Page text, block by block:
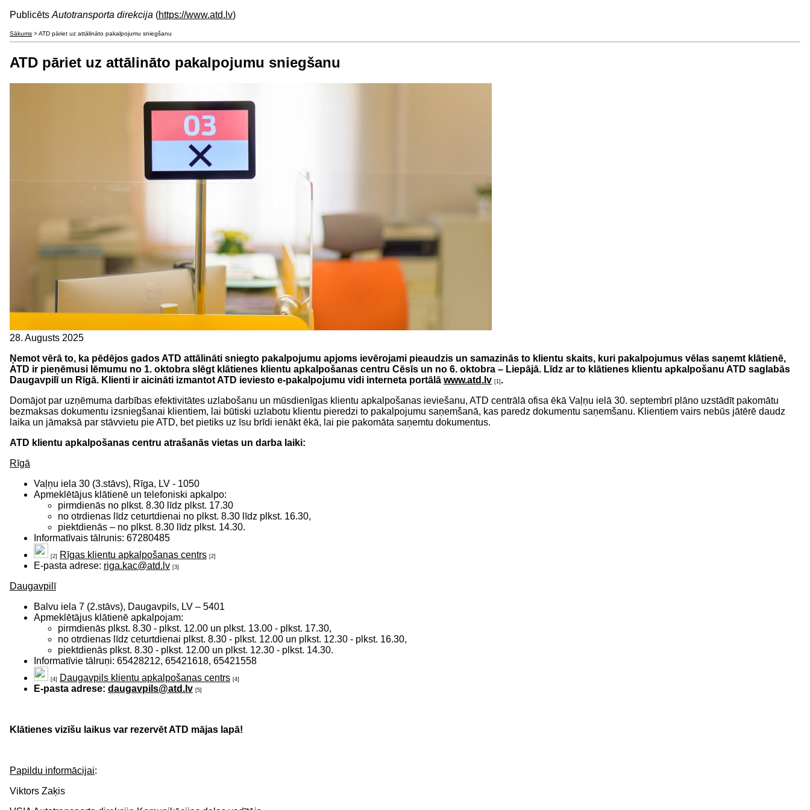
Publicēts Autotransporta direkcija (https://www.atd.lv)
Sākums > ATD pāriet uz attālināto pakalpojumu sniegšanu
ATD pāriet uz attālināto pakalpojumu sniegšanu
28. Augusts 2025
Ņemot vērā to, ka pēdējos gados ATD attālināti sniegto pakalpojumu apjoms ievērojami pieaudzis un samazinās to klientu skaits, kuri pakalpojumus vēlas saņemt klātienē,
ATD ir pieņēmusi lēmumu no 1. oktobra slēgt klātienes klientu apkalpošanas centru Cēsīs un no 6. oktobra – Liepājā. Līdz ar to klātienes klientu apkalpošanu ATD saglabās
Daugavpilī un Rīgā. Klienti ir aicināti izmantot ATD ieviesto e-pakalpojumu vidi interneta portālā www.atd.lv [1] .
Domājot par uzņēmuma darbības efektivitātes uzlabošanu un mūsdienīgas klientu apkalpošanas ieviešanu, ATD centrālā ofisa ēkā Vaļņu ielā 30. septembrī plāno uzstādīt pakomātu
bezmaksas dokumentu izsniegšanai klientiem, lai būtiski uzlabotu klientu pieredzi to pakalpojumu saņemšanā, kas paredz dokumentu saņemšanu. Klientiem vairs nebūs jātērē daudz
laika un jāmaksā par stāvvietu pie ATD, bet pietiks uz īsu brīdi ienākt ēkā, lai pie pakomāta saņemtu dokumentus.
ATD klientu apkalpošanas centru atrašanās vietas un darba laiki:
Rīgā
Vaļņu iela 30 (3.stāvs), Rīga, LV - 1050
​Apmeklētājus klātienē un telefoniski apkalpo:
pirmdienās no plkst. 8.30 līdz plkst. 17.30
​no otrdienas līdz ceturtdienai no plkst. 8.30 līdz plkst. 16.30,
piektdienās – no plkst. 8.30 līdz plkst. 14.30.
Informatīvais tālrunis: 67280485
[2] Rīgas klientu apkalpošanas centrs [2]
E-pasta adrese: riga.kac@atd.lv [3]
Daugavpilī
Balvu iela 7 (2.stāvs), Daugavpils, LV – 5401
​Apmeklētājus klātienē apkalpojam:
pirmdienās plkst. 8.30 - plkst. 12.00 un plkst. 13.00 - plkst. 17.30,
no otrdienas līdz ceturtdienai plkst. 8.30 - plkst. 12.00 un plkst. 12.30 - plkst. 16.30,
piektdienās plkst. 8.30 - plkst. 12.00 un plkst. 12.30 - plkst. 14.30.
Informatīvie tālruņi: 65428212, 65421618, 65421558
[4] Daugavpils klientu apkalpošanas centrs [4]
E-pasta adrese: daugavpils@atd.lv [5]
Klātienes vizīšu laikus var rezervēt ATD mājas lapā!
Papildu informācijai:
Viktors Zaķis